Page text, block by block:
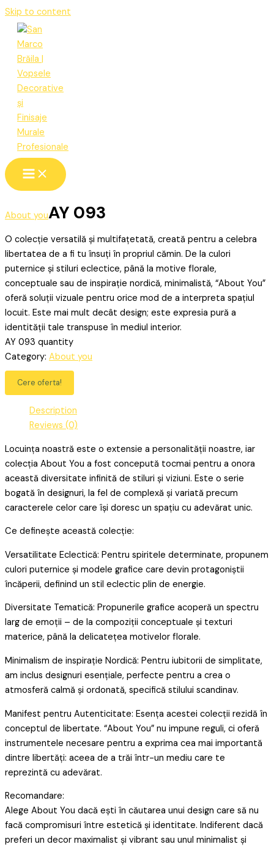
Skip to content
About youAY 093
O colecție versatilă și multifațetată, creată pentru a celebra
libertatea de a fi tu însuți în propriul cămin. De la culori
puternice și stiluri eclectice, până la motive florale,
conceptuale sau de inspirație nordică, minimalistă, “About You”
oferă soluții vizuale pentru orice mod de a interpreta spațiul
locuit. Este mai mult decât design; este expresia pură a
identității tale transpuse în mediul interior.
AY 093 quantity
Category: About you
Cere oferta!
Description
Reviews (0)
Locuința noastră este o extensie a personalității noastre, iar
colecția About You a fost concepută tocmai pentru a onora
această diversitate infinită de stiluri și viziuni. Este o serie
bogată în designuri, la fel de complexă și variată precum
caracterele celor care își doresc un spațiu cu adevărat unic.
Ce definește această colecție:
Versatilitate Eclectică: Pentru spiritele determinate, propunem
culori puternice și modele grafice care devin protagoniștii
încăperii, definind un stil eclectic plin de energie.
Diversitate Tematică: Propunerile grafice acoperă un spectru
larg de emoții – de la compoziții conceptuale și texturi
materice, până la delicatețea motivelor florale.
Minimalism de inspirație Nordică: Pentru iubitorii de simplitate,
am inclus designuri esențiale, perfecte pentru a crea o
atmosferă calmă și ordonată, specifică stilului scandinav.
Manifest pentru Autenticitate: Esența acestei colecții rezidă în
conceptul de libertate. “About You” nu impune reguli, ci oferă
instrumentele necesare pentru a exprima cea mai importantă
dintre libertăți: aceea de a trăi într-un mediu care te
reprezintă cu adevărat.
Recomandare:
Alege About You dacă ești în căutarea unui design care să nu
facă compromisuri între estetică și identitate. Indiferent dacă
preferi un decor maximalist și vibrant sau unul minimalist și